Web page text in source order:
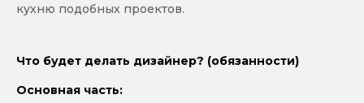
кухню подобных проектов.
Что будет делать дизайнер? (обязанности)
Основная часть: